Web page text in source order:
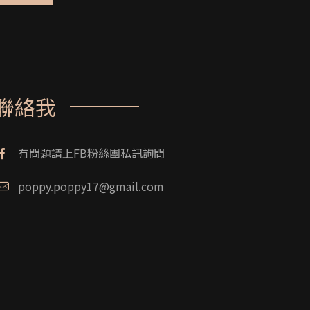
絡我
有問題請上FB粉絲團私訊詢問
poppy.poppy17@gmail.com